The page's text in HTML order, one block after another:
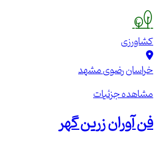
کشاورزی
خراسان رضویمشهد
مشاهده جزئیات
فن آوران زرین گهر